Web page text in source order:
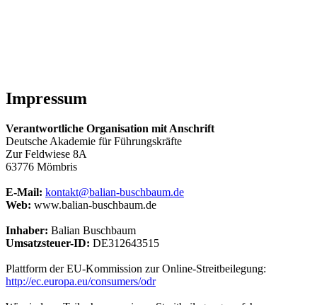
Impressum
Verantwortliche Organisation mit Anschrift
Deutsche Akademie für Führungskräfte
Zur Feldwiese 8A
63776 Mömbris
E-Mail: kontakt@balian-buschbaum.de
Web: www.balian-buschbaum.de
Inhaber: Balian Buschbaum
Umsatzsteuer-ID: DE312643515
Plattform der EU-Kommission zur Online-Streitbeilegung:
http://ec.europa.eu/consumers/odr